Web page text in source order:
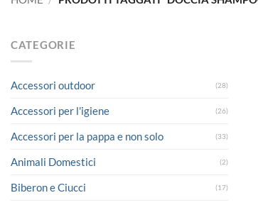
CATEGORIE
Accessori outdoor (28)
Accessori per l'igiene (26)
Accessori per la pappa e non solo (33)
Animali Domestici (2)
Biberon e Ciucci (17)